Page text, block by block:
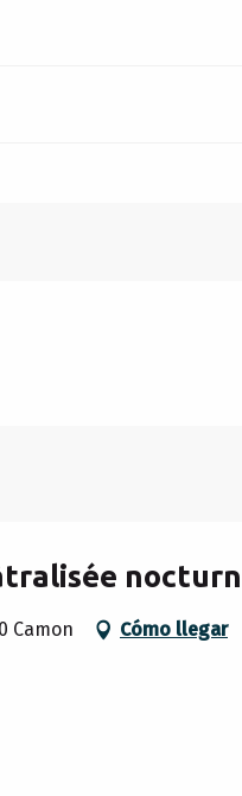
Camon Cómo llegar